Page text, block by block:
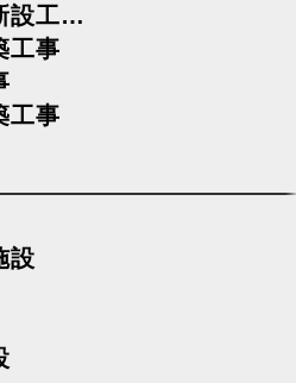
設工…
工事
工事
設